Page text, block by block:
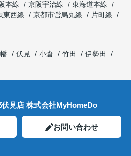
本線 京阪宇治線
東海道本線
東西線 京都市営烏丸線
片町線
伏見 小倉 竹田
伊勢田
伏見店 株式会社MyHomeDo
お問い合わせ